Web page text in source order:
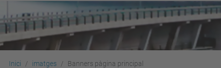
Inici imatges Banners pàgina principal